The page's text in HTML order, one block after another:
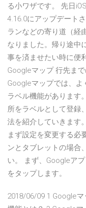
る小ワザです。 先日
4.16.0にアップデート
ランなどの寄り道（経
なりました。帰り途中
事を済ませたい時に便
Googleマップ 行先ま
Googleマップでは、よ
ラベル機能があります
所をラベルとして登録
法を紹介していきます
まず設定を変更する必
ンとタブレットの場合
い。 まず、Googleア
をタップします。
2018/06/09 1 Google